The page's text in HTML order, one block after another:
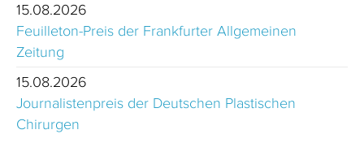
15.08.2026
Feuilleton-Preis der Frankfurter Allgemeinen
Zeitung
15.08.2026
Journalistenpreis der Deutschen Plastischen
Chirurgen